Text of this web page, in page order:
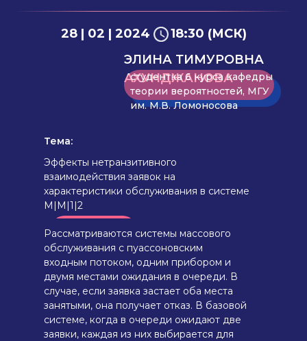
28 | 02 | 2024
ЭЛИНА ТИМУРОВНА
АХУНДЖАНОВА
18:30 (МСК)
Эффекты нетранзитивного
взаимодействия заявок на
характеристики обслуживания в системе
M|M|1|2
Тема:
студентка 6 курса кафедры
теории вероятностей, МГУ
им. М.В. Ломоносова
Рассматриваются системы массового
обслуживания с пуассоновским
входным потоком, одним прибором и
двумя местами ожидания в очереди. В
случае, если заявка застает оба места
занятыми, она получает отказ. В базовой
системе, когда в очереди ожидают две
заявки, каждая из них выбирается для